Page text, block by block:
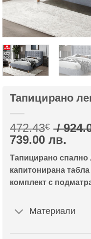
Тапицирано
472.43€ /
739.00 лв.
е:
/
лв..
Тапицирано спално
капитонирана
комплект с
Материали